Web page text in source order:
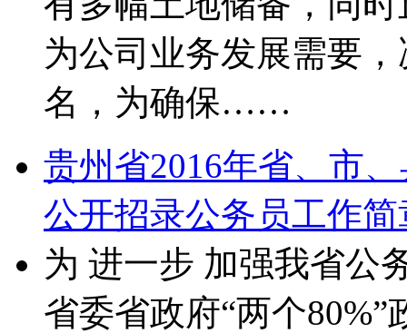
为公司业务发展需要
名，为确保……
贵州省2016年省、市
公开招录公务员工作简
为 进一步 加强我省公
省委省政府“两个